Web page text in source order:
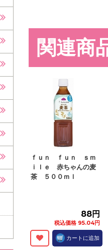
関連商
ｆｕｎ ｆｕｎ ｓｍ
ｉｌｅ 赤ちゃんの麦
茶 ５００ｍｌ
88円
税込価格 95.04円
カートに追加